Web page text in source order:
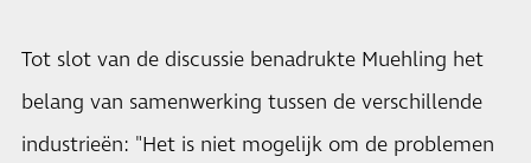
Tot slot van de discussie benadrukte Muehling het
belang van samenwerking tussen de verschillende
industrieën: "Het is niet mogelijk om de problemen